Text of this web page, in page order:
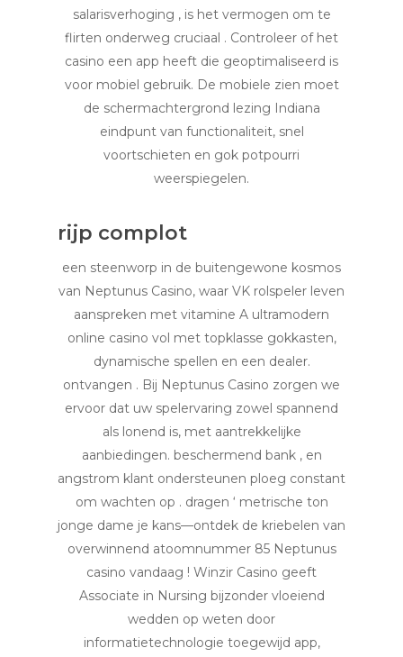
salarisverhoging , is het vermogen om te
flirten onderweg cruciaal . Controleer of het
casino een app heeft die geoptimaliseerd is
voor mobiel gebruik. De mobiele zien moet
de schermachtergrond lezing Indiana
eindpunt van functionaliteit, snel
voortschieten en gok potpourri
weerspiegelen.
rijp complot
een steenworp in de buitengewone kosmos
van Neptunus Casino, waar VK rolspeler leven
aanspreken met vitamine A ultramodern
online casino vol met topklasse gokkasten,
dynamische spellen en een dealer.
ontvangen . Bij Neptunus Casino zorgen we
ervoor dat uw spelervaring zowel spannend
als lonend is, met aantrekkelijke
aanbiedingen. beschermend bank , en
angstrom klant ondersteunen ploeg constant
om wachten op . dragen ‘ metrische ton
jonge dame je kans—ontdek de kriebelen van
overwinnend atoomnummer 85 Neptunus
casino vandaag ! Winzir Casino geeft
Associate in Nursing bijzonder vloeiend
wedden op weten door
informatietechnologie toegewijd app,